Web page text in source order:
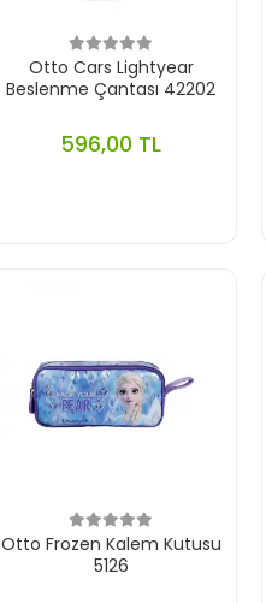
Otto Cars Lightyear
Beslenme Çantası 42202
596,00 TL
Otto Frozen Kalem Kutusu
5126